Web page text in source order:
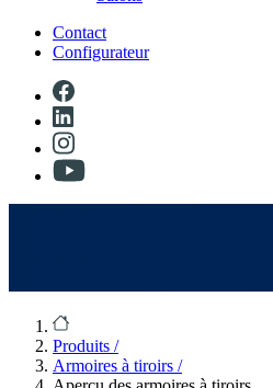
Contact
Configurateur
Produits /
Armoires à tiroirs /